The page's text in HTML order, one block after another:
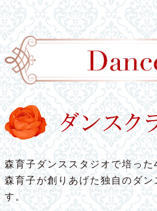
森育子ダンススタジオで培っ
森育子が創りあげた独自のダ
す。